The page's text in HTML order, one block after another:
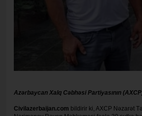
Azərbaycan Xalq Cəbhəsi Partiyasının
Civilazerbaijan.com bildirir ki, AXCP Nəzarət